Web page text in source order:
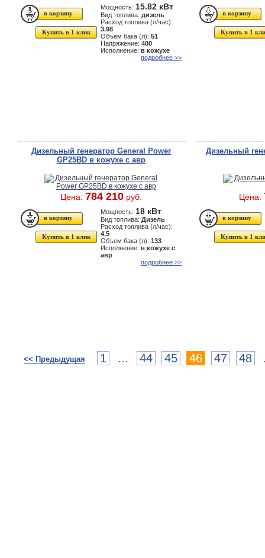
Купить в 1 клик
Мощность: 15.82 кВт
Вид топлива: дизель
Расход топлива (л/час):
3.98
Объем бака (л): 51
Напряжение: 400
Исполнение: в кожухе
подробнее >>
Купить в 1
Дизельный генератор General Power
GP25BD в кожухе с авр
Цена: 784 210 руб.
Купить в 1 клик
Мощность: 18 кВт
Вид топлива: Дизель
Расход топлива (л/час):
4.5
Объем бака (л): 133
Исполнение: в кожухе с
авр
подробнее >>
Дизельный
Цена:
Купить в 1
<< Предыдущая 1 ... 44 45 46 47 48